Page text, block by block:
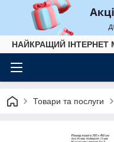
НАЙКРАЩИЙ ІНТЕРНЕТ
Товари та послуги